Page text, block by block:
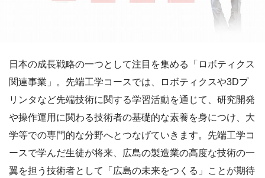
日本の成長戦略の一つとして注目を集める「ロボティクス
関連事業」。先端工学コースでは、ロボティクスや3Dプ
リンタなど先端技術に関する学習活動を通じて、研究開発
や操作運用に関わる技術者の基礎的な素養を身につけ、大
学等での専門的な分野へとつなげていきます。先端工学コ
ースで学んだ生徒が将来、広島の製造業の高度な技術の一
翼を担う技術者として「広島の未来をつくる」ことが期待